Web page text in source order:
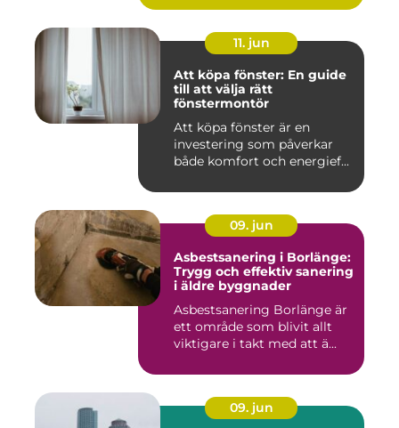
11. jun
Att köpa fönster: En guide
till att välja rätt
fönstermontör
Att köpa fönster är en
investering som påverkar
både komfort och energief...
09. jun
Asbestsanering i Borlänge:
Trygg och effektiv sanering
i äldre byggnader
Asbestsanering Borlänge är
ett område som blivit allt
viktigare i takt med att ä...
09. jun